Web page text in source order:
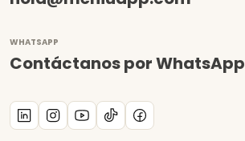
WHATSAPP
Contáctanos por WhatsApp